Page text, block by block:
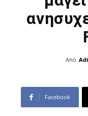
Από
Facebook